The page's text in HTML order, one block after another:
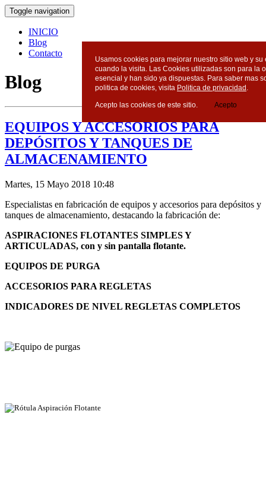
Toggle navigation
INICIO
Blog
Contacto
Blog
EQUIPOS Y ACCESORIOS PARA
DEPÓSITOS Y TANQUES DE
ALMACENAMIENTO
Martes, 15 Mayo 2018 10:48
Especialistas en fabricación de equipos y accesorios para depósitos y
tanques de almacenamiento, destacando la fabricación de:
ASPIRACIONES FLOTANTES SIMPLES Y
ARTICULADAS, con y sin pantalla flotante.
EQUIPOS DE PURGA
ACCESORIOS PARA REGLETAS
INDICADORES DE NIVEL REGLETAS COMPLETOS
Usamos cookies para mejorar nuestro sitio web y su
cuando la visita. Las Cookies utilizadas son para la
esencial y han sido ya dispuestas. Para saber mas
politica de cookies, visita Politica de privacidad .
Acepto las cookies de este sitio. Acepto